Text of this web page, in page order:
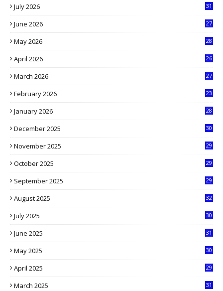
July 2026
31
June 2026
27
May 2026
28
April 2026
26
March 2026
27
February 2026
23
January 2026
28
December 2025
30
November 2025
29
October 2025
29
September 2025
29
August 2025
32
July 2025
30
June 2025
31
May 2025
30
April 2025
29
March 2025
31